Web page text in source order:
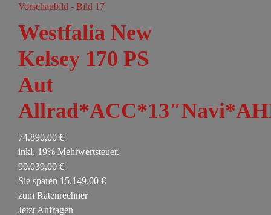
Westfalia New
Kelsey 170 PS
Aut
74.890,00 €
inkl. 19% Mehrwertsteuer.
90.039,00 €
Sie sparen 15.149,00 €
zum Ratenrechner
Jetzt Anfragen